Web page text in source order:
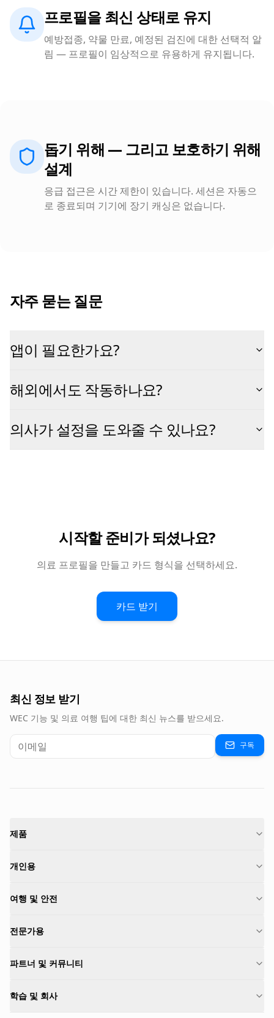
프로필을 최신 상태로 유지
예방접종, 약물 만료, 예정된 검진에 대한 선택적 알
림 — 프로필이 임상적으로 유용하게 유지됩니다.
돕기 위해 — 그리고 보호하기 위해
설계
응급 접근은 시간 제한이 있습니다. 세션은 자동으
로 종료되며 기기에 장기 캐싱은 없습니다.
자주 묻는 질문
앱이 필요한가요?
해외에서도 작동하나요?
의사가 설정을 도와줄 수 있나요?
시작할 준비가 되셨나요?
의료 프로필을 만들고 카드 형식을 선택하세요.
카드 받기
최신 정보 받기
WEC 기능 및 의료 여행 팁에 대한 최신 뉴스를 받으세요.
구독
제품
개인용
여행 및 안전
전문가용
파트너 및 커뮤니티
학습 및 회사